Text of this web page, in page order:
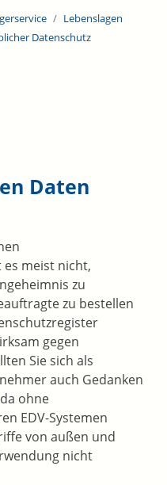
Lebenslagen
Datenschutz
Daten
meist nicht,
zu
zu bestellen
gegen
Sie sich als
auch Gedanken
ohne
EDV-Systemen
von außen und
nicht